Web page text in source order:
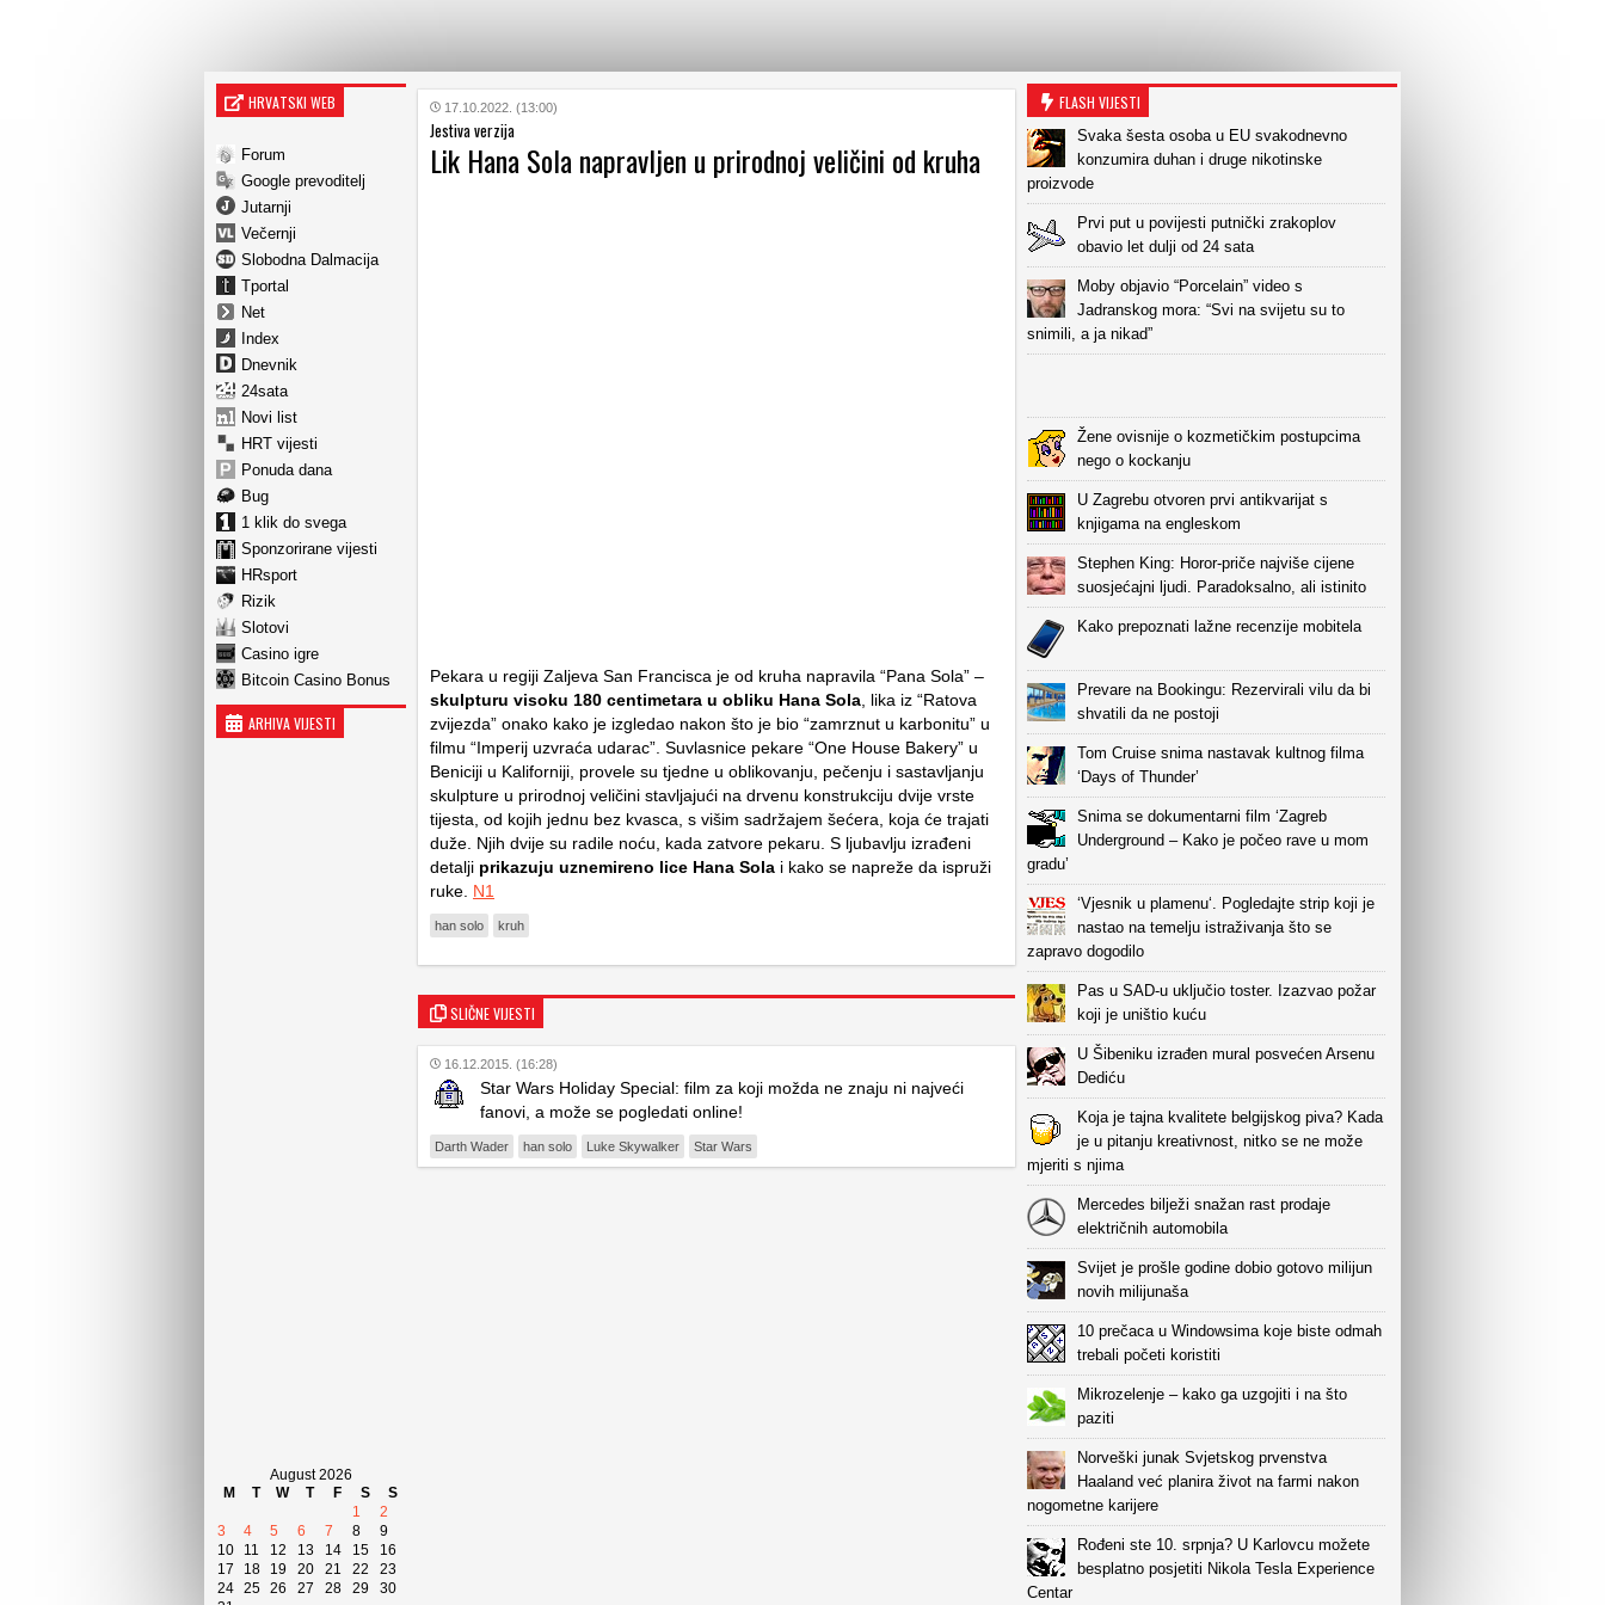
HRVATSKI WEB
Forum
Google prevoditelj
Jutarnji
Večernji
Slobodna Dalmacija
Tportal
Net
Index
Dnevnik
24sata
Novi list
HRT vijesti
Ponuda dana
Bug
1 klik do svega
Sponzorirane vijesti
HRsport
Rizik
Slotovi
Casino igre
Bitcoin Casino Bonus
ARHIVA VIJESTI
August 2026
M
T W T F S
S
1
2
3
4 5 6 7 8
9
10
11 12 13 14 15
16
17
18 19 20 21 22
23
24 25 26 27 28 29
30
17.10.2022. (13:00)
Jestiva verzija
Lik Hana Sola napravljen u prirodnoj veličini od kruha
Pekara u regiji Zaljeva San Francisca je od kruha napravila “Pana Sola” –
skulpturu visoku 180 centimetara u obliku Hana Sola , lika iz “Ratova
zvijezda” onako kako je izgledao nakon što je bio “zamrznut u karbonitu” u
filmu “Imperij uzvraća udarac”. Suvlasnice pekare “One House Bakery” u
Beniciji u Kaliforniji, provele su tjedne u oblikovanju, pečenju i sastavljanju
skulpture u prirodnoj veličini stavljajući na drvenu konstrukciju dvije vrste
tijesta, od kojih jednu bez kvasca, s višim sadržajem šećera, koja će trajati
duže. Njih dvije su radile noću, kada zatvore pekaru. S ljubavlju izrađeni
detalji prikazuju uznemireno lice Hana Sola i kako se napreže da ispruži
ruke. N1
han solo kruh
SLIČNE VIJESTI
16.12.2015. (16:28)
Star Wars Holiday Special: film za koji možda ne znaju ni najveći
fanovi, a može se pogledati online!
Darth Wader han solo Luke Skywalker Star Wars
FLASH VIJESTI
Svaka šesta osoba u EU svakodnevno
konzumira duhan i druge nikotinske
proizvode
Prvi put u povijesti putnički zrakoplov
obavio let dulji od 24 sata
Moby objavio “Porcelain” video s
Jadranskog mora: “Svi na svijetu su to
snimili, a ja nikad”
Žene ovisnije o kozmetičkim postupcima
nego o kockanju
U Zagrebu otvoren prvi antikvarijat s
knjigama na engleskom
Stephen King: Horor-priče najviše cijene
suosjećajni ljudi. Paradoksalno, ali istinito
Kako prepoznati lažne recenzije mobitela
Prevare na Bookingu: Rezervirali vilu da bi
shvatili da ne postoji
Tom Cruise snima nastavak kultnog filma
‘Days of Thunder’
Snima se dokumentarni film ‘Zagreb
Underground – Kako je počeo rave u mom
gradu’
‘Vjesnik u plamenu‘. Pogledajte strip koji je
nastao na temelju istraživanja što se
zapravo dogodilo
Pas u SAD-u uključio toster. Izazvao požar
koji je uništio kuću
U Šibeniku izrađen mural posvećen Arsenu
Dediću
Koja je tajna kvalitete belgijskog piva? Kada
je u pitanju kreativnost, nitko se ne može
mjeriti s njima
Mercedes bilježi snažan rast prodaje
električnih automobila
Svijet je prošle godine dobio gotovo milijun
novih milijunaša
10 prečaca u Windowsima koje biste odmah
trebali početi koristiti
Mikrozelenje – kako ga uzgojiti i na što
paziti
Norveški junak Svjetskog prvenstva
Haaland već planira život na farmi nakon
nogometne karijere
Rođeni ste 10. srpnja? U Karlovcu možete
besplatno posjetiti Nikola Tesla Experience
Centar